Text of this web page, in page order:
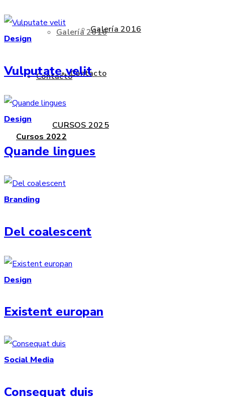
Galería 2016
Contacto
Cursos 2022
Galería 2016
Contacto
CURSOS 2025
Design
Vulputate velit
Design
Quande lingues
Branding
Del coalescent
Design
Existent europan
Social Media
Consequat duis